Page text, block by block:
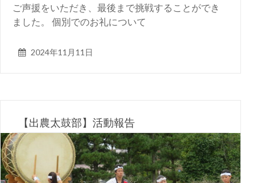
ご声援をいただき、最後まで挑戦することができ
ました。 個別でのお礼について
2024年11月11日
【出農太鼓部】活動報告